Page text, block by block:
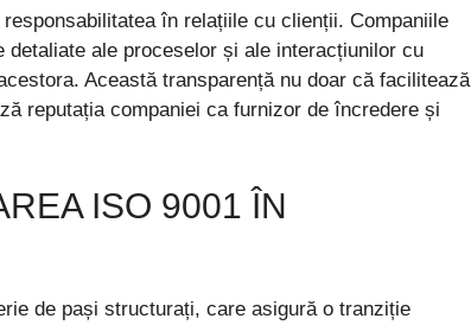
în relațiile cu clienții. Companiile
ale proceselor și ale interacțiunilor cu
Această transparență nu doar că facilitează
reputația companiei ca furnizor de încredere și
ISO 9001 ÎN
de pași structurați, care asigură o tranziție